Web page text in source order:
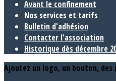
Avant le confinement
Nos services et tarifs
Bulletin d'adhésion
Contacter l'association
Historique dès décembre
Ajoutez un logo, un bouton, des